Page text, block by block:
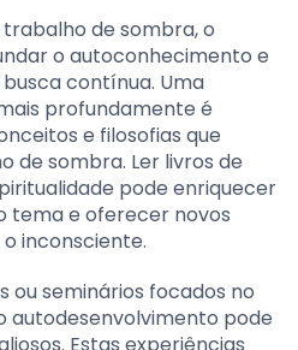
de sombra, o
o autoconhecimento e
contínua. Uma
profundamente é
e filosofias que
de sombra. Ler livros de
pode enriquecer
tema e oferecer novos
inconsciente.
ou seminários focados no
autodesenvolvimento pode